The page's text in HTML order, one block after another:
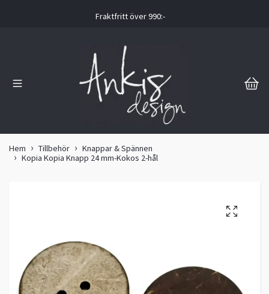
Fraktfritt över 990:-
Hem Tillbehör
Knappar & Spännen
Kopia Kopia Knapp 24 mm-Kokos 2-hål